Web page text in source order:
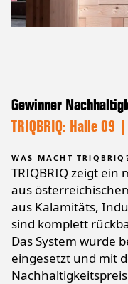
Gewinner
TRIQBRIQ: Halle 09
WAS MACHT
TRIQBRIQ zeigt ein
aus
aus Kalamitäts,
sind komplett
Das System wurde
eingesetzt und mit